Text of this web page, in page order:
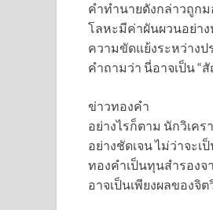
คำทำนายดังกล่าวถูกม
โลหะมีค่าผันผวนอย่า
ความขัดแย้งระหว่างป
คำถามว่า นี่อาจเป็น
ข่าวทองคำ
อย่างไรก็ตาม นักวิเค
อย่างชัดเจน ไม่ว่าจะ
ทองคำเป็นทุนสำรอง
อาจเป็นเพียงผลของ